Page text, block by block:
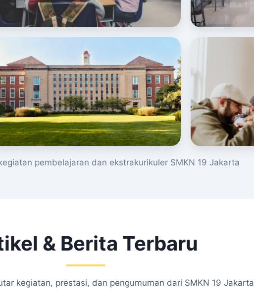
pembelajaran dan ekstrakurikuler SMKN 19 Jakarta
& Berita Terbaru
kegiatan, prestasi, dan pengumuman dari SMKN 19 Jakarta